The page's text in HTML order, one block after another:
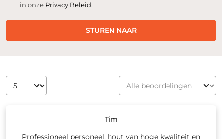
in onze Privacy Beleid.
STUREN NAAR
Tim
Professioneel personeel, hout van hoge kwaliteit en